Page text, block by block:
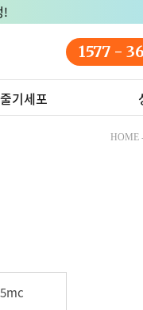
!
1577 -
기세포
HOME